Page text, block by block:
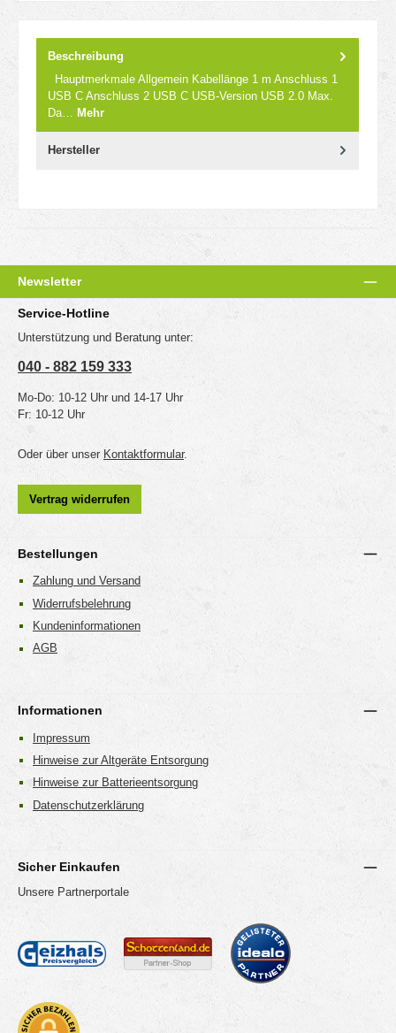
Beschreibung
Hauptmerkmale Allgemein Kabellänge 1 m Anschluss 1
USB C Anschluss 2 USB C USB-Version USB 2.0 Max.
Da… Mehr
Hersteller
Newsletter
Service-Hotline
Unterstützung und Beratung unter:
040 - 882 159 333
Mo-Do: 10-12 Uhr und 14-17 Uhr
Fr: 10-12 Uhr
Oder über unser Kontaktformular.
Vertrag widerrufen
Bestellungen
Zahlung und Versand
Widerrufsbelehrung
Kundeninformationen
AGB
Informationen
Impressum
Hinweise zur Altgeräte Entsorgung
Hinweise zur Batterieentsorgung
Datenschutzerklärung
Sicher Einkaufen
Unsere Partnerportale